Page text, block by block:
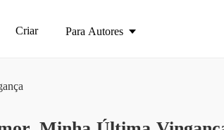
Criar Para Autores
Capítulo